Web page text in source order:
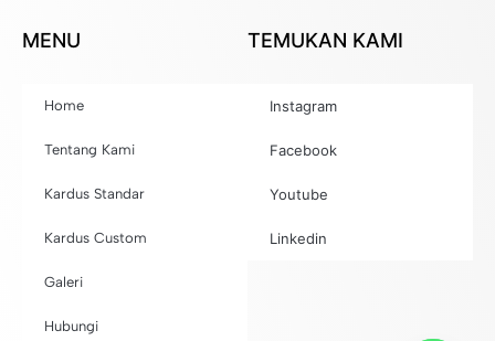
MENU
Home
Tentang Kami
Kardus Standar
Kardus Custom
Galeri
Hubungi
TEMUKAN KAMI
Instagram
Facebook
Youtube
Linkedin